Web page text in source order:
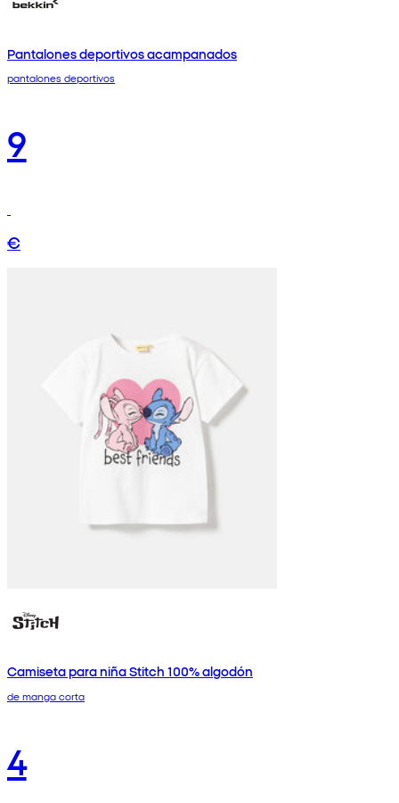
Pantalones deportivos acampanados
pantalones deportivos
9
€
Camiseta para niña Stitch 100% algodón
de manga corta
4